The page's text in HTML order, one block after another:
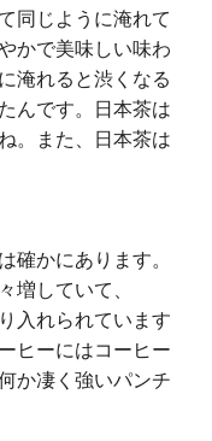
同じように淹れて
かで美味しい味わ
淹れると渋くなる
んです。日本茶は
。また、日本茶は
確かにあります。
増していて、
れられています
ヒーにはコーヒー
か凄く強いパンチ